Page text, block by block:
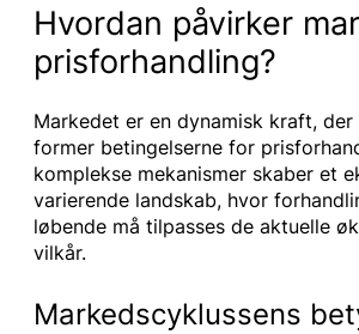
Hvordan påvirker
prisforhandling?
Markedet er en dynamisk kraft, der
former betingelserne for
komplekse mekanismer skaber et
varierende landskab, hvor
løbende må tilpasses de aktuelle
vilkår.
Markedscyklussens